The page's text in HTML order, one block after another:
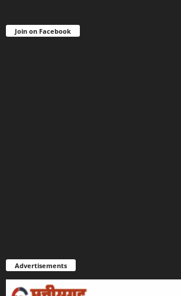
Join on Facebook
Advertisements